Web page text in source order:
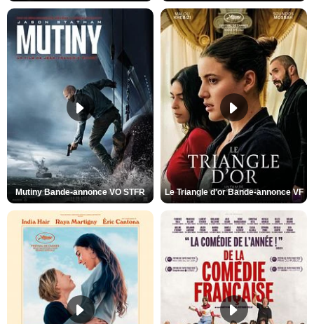
Mutiny Bande-annonce VO STFR Le Triangle d'or Bande-annonce VF